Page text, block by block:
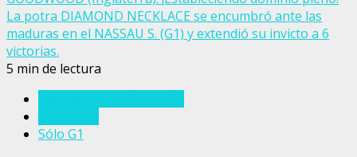
La potra DIAMOND NECKLACE se encumbró ante las
maduras en el NASSAU S. (G1) y extendió su invicto a 6
victorias.
5 min de lectura
Sólo G1